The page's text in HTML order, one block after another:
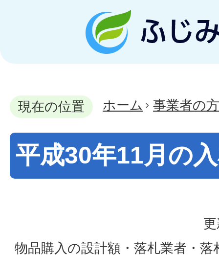
現在の位置 ホーム 事業者の
平成30年11月の
物品購入の設計額・落札業者・